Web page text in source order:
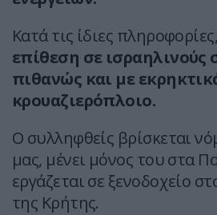
Κατά τις ίδιες πληροφορίες,
επίθεση σε ισραηλινούς
πιθανώς και με
κρουαζιερόπλοιο.
Ο συλληφθείς βρίσκεται
μας, μένει μόνος του στα
εργάζεται σε ξενοδοχείο
της Κρήτης.